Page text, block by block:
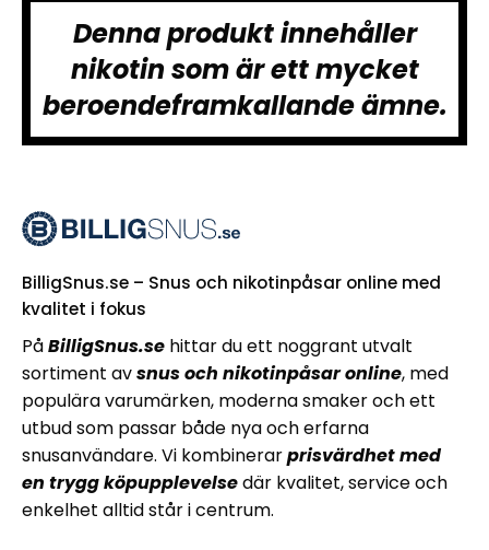
Denna produkt innehåller
nikotin som är ett mycket
beroendeframkallande ämne.
BilligSnus.se – Snus och nikotinpåsar online med
kvalitet i fokus
PåBilligSnus.sehittar du ett noggrant utvalt
sortiment avsnus och nikotinpåsar online, med
populära varumärken, moderna smaker och ett
utbud som passar både nya och erfarna
snusanvändare. Vi kombinerarprisvärdhet med
en trygg köpupplevelsedär kvalitet, service och
enkelhet alltid står i centrum.